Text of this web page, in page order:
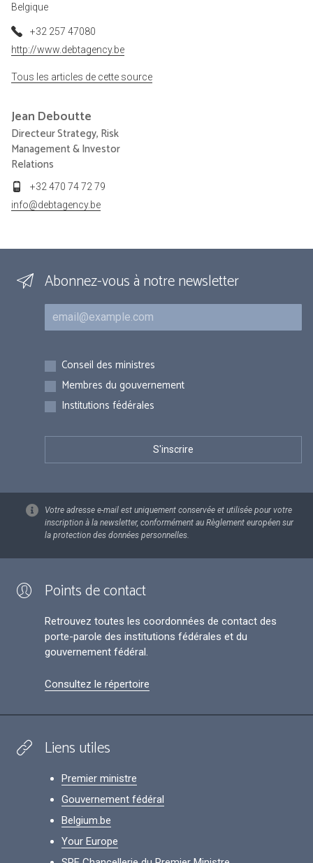
Belgique
+32 257 47080
http://www.debtagency.be
Tous les articles de cette source
Jean Deboutte
Directeur Strategy, Risk
Management & Investor
Relations
+32 470 74 72 79
info@debtagency.be
Abonnez-vous à notre newsletter
Courriel
Inscriptions
Conseil des ministres
Membres du gouvernement
Institutions fédérales
Votre adresse e-mail est uniquement conservée et utilisée pour votre
inscription à la newsletter, conformément au Règlement européen sur
la protection des données personnelles.
Points de contact
Retrouvez toutes les coordonnées de contact des
porte-parole des institutions fédérales et du
gouvernement fédéral.
Consultez le répertoire
Liens utiles
Premier ministre
Gouvernement fédéral
Belgium.be
Your Europe